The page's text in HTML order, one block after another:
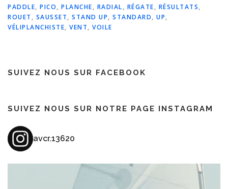
PADDLE, PICO, PLANCHE, RADIAL, RÉGATE, RÉSULTATS,
ROUET , SAUSSET, STAND UP, STANDARD, UP,
VÉLIPLANCHISTE, VENT, VOILE
SUIVEZ NOUS SUR FACEBOOK
SUIVEZ NOUS SUR NOTRE PAGE INSTAGRAM
avcr.13620